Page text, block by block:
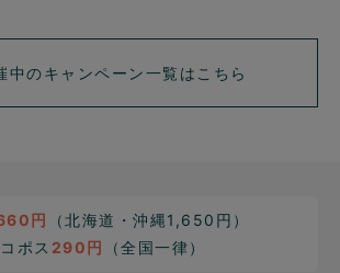
中のキャンペーン一覧はこちら
円
（北海道・沖縄1,650円）
ポス 290円 （全国一律）